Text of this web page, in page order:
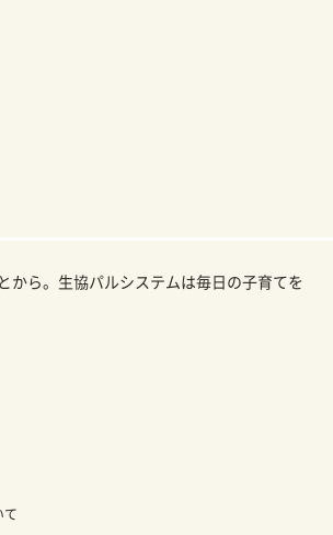
から。生協パルシステムは毎日の子育てを
て